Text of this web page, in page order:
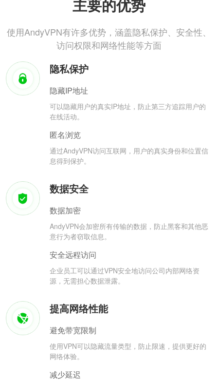
主要的优势
使用AndyVPN有许多优势，涵盖隐私保护、安全性、
访问权限和网络性能等方面
隐私保护
隐藏IP地址
可以隐藏用户的真实IP地址，防止第三方追踪用户的
在线活动。
匿名浏览
通过AndyVPN访问互联网，用户的真实身份和位置信
息得到保护。
数据安全
数据加密
AndyVPN会加密所有传输的数据，防止黑客和其他恶
意行为者窃取信息。
安全远程访问
企业员工可以通过VPN安全地访问公司内部网络资
源，无需担心数据泄露。
提高网络性能
避免带宽限制
使用VPN可以隐藏流量类型，防止限速，提供更好的
网络体验。
减少延迟